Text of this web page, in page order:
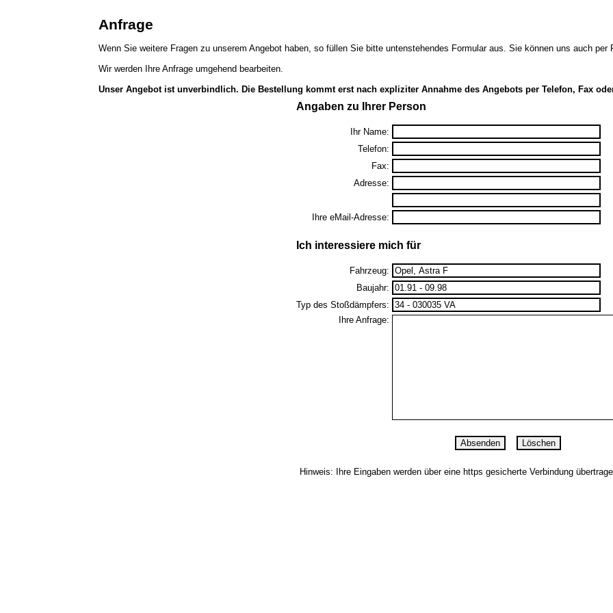
Anfrage
Wenn Sie weitere Fragen zu unserem Angebot haben, so füllen Sie bitte untenstehendes Formular aus. Sie können uns auch
Wir werden Ihre Anfrage umgehend bearbeiten.
Unser Angebot ist unverbindlich. Die Bestellung kommt erst nach expliziter Annahme des Angebots per Telefon, Fax
Angaben zu Ihrer Person
Ihr Name:
Telefon:
Fax:
Adresse:
Ihre eMail-Adresse:
Ich interessiere mich für
Fahrzeug:
Baujahr:
Typ des Stoßdämpfers:
Ihre Anfrage:
Hinweis: Ihre Eingaben werden über eine https gesicherte Verbindung